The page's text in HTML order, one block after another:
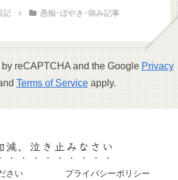
記 愚痴･ぼやき･病み記事
reCAPTCHA and the Google Privacy
Terms of Serviceapply.
減、泣き止みなさい
さい
プライバシーポリシー